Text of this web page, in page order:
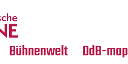
Bühnenwelt
Medientipps
DdB-map